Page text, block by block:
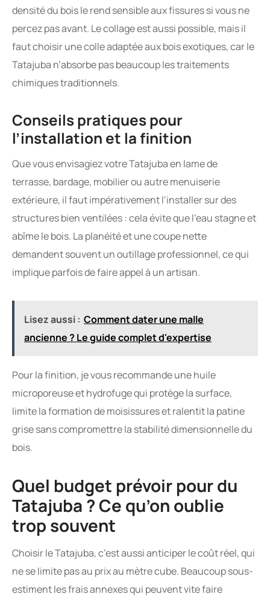
densité du bois le rend sensible aux fissures si vous ne
percez pas avant. Le collage est aussi possible, mais il
faut choisir une colle adaptée aux bois exotiques, car le
Tatajuba n’absorbe pas beaucoup les traitements
chimiques traditionnels.
Conseils pratiques pour
l’installation et la finition
Que vous envisagiez votre Tatajuba en lame de
terrasse, bardage, mobilier ou autre menuiserie
extérieure, il faut impérativement l’installer sur des
structures bien ventilées : cela évite que l’eau stagne et
abîme le bois. La planéité et une coupe nette
demandent souvent un outillage professionnel, ce qui
implique parfois de faire appel à un artisan.
Lisez aussi : Comment dater une malle
ancienne ? Le guide complet d'expertise
Pour la finition, je vous recommande une huile
microporeuse et hydrofuge qui protège la surface,
limite la formation de moisissures et ralentit la patine
grise sans compromettre la stabilité dimensionnelle du
bois.
Quel budget prévoir pour du
Tatajuba ? Ce qu’on oublie
trop souvent
Choisir le Tatajuba, c’est aussi anticiper le coût réel, qui
ne se limite pas au prix au mètre cube. Beaucoup sous-
estiment les frais annexes qui peuvent vite faire